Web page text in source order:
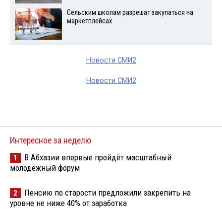
Сельским школам разрешат закупаться на
маркетплейсах
Новости СМИ2
Новости СМИ2
Интересное за неделю
1
В Абхазии впервые пройдёт масштабный
молодёжный форум
2
Пенсию по старости предложили закрепить на
уровне не ниже 40% от заработка